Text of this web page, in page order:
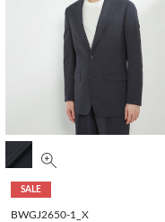
SALE
BWGJ2650-1_X